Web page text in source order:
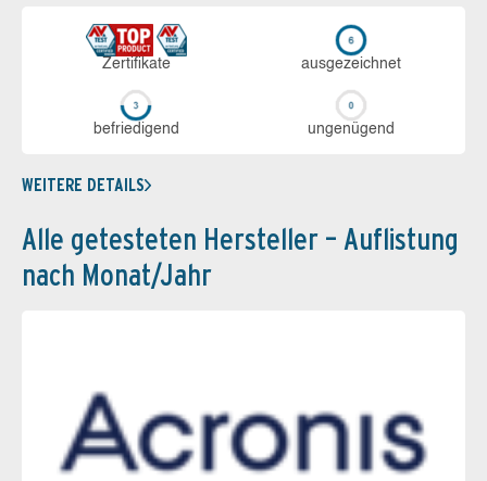
Zerti­fikate aus­ge­zeich­net
be­frie­di­gend un­ge­nü­gend
WEITERE DETAILS
Alle getesteten Hersteller – Auflistung
nach Monat/Jahr